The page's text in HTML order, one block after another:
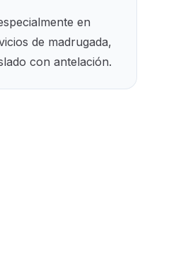
en
de madrugada,
con antelación.